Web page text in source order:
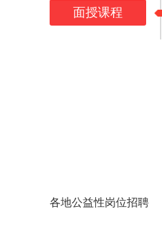
面授课程
各地公益性岗位招聘